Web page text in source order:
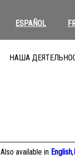
ESPAÑOL
НАША
Also available in English,